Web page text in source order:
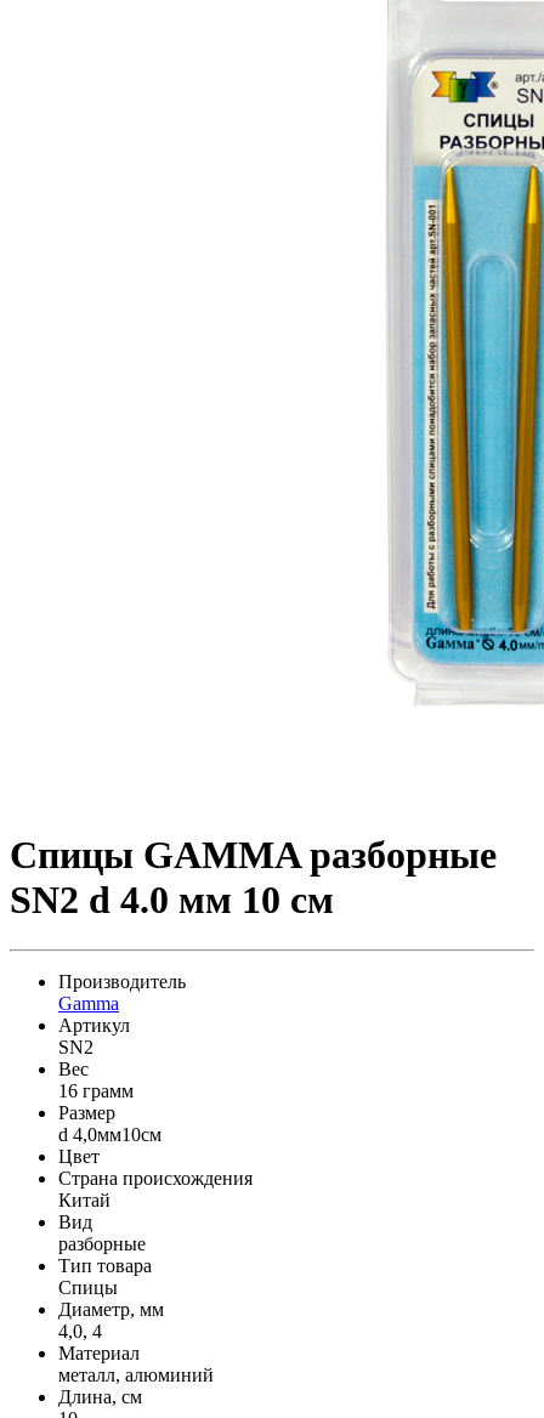
Спицы GAMMA разборные
SN2 d 4.0 мм 10 см
Производитель
Gamma
Артикул
SN2
Вес
16 грамм
Размер
d 4,0мм10см
Цвет
Страна происхождения
Китай
Вид
разборные
Тип товара
Спицы
Диаметр, мм
4,0, 4
Материал
металл, алюминий
Длина, см